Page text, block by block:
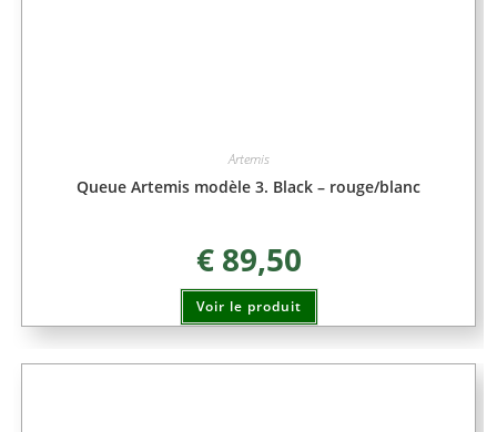
Artemis
Queue Artemis modèle 3. Black – rouge/blanc
€89,50
Voir le produit